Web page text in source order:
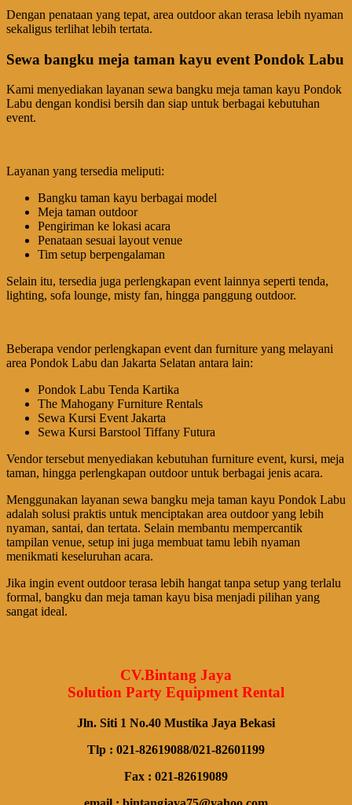
Dengan penataan yang tepat, area outdoor akan terasa lebih nyaman
sekaligus terlihat lebih tertata.
Sewa bangku meja taman kayu event Pondok Labu
Kami menyediakan layanan sewa bangku meja taman kayu Pondok
Labu dengan kondisi bersih dan siap untuk berbagai kebutuhan
event.
Layanan yang tersedia meliputi:
Bangku taman kayu berbagai model
Meja taman outdoor
Pengiriman ke lokasi acara
Penataan sesuai layout venue
Tim setup berpengalaman
Selain itu, tersedia juga perlengkapan event lainnya seperti tenda,
lighting, sofa lounge, misty fan, hingga panggung outdoor.
Beberapa vendor perlengkapan event dan furniture yang melayani
area Pondok Labu dan Jakarta Selatan antara lain:
Pondok Labu Tenda Kartika
The Mahogany Furniture Rentals
Sewa Kursi Event Jakarta
Sewa Kursi Barstool Tiffany Futura
Vendor tersebut menyediakan kebutuhan furniture event, kursi, meja
taman, hingga perlengkapan outdoor untuk berbagai jenis acara.
Menggunakan layanan sewa bangku meja taman kayu Pondok Labu
adalah solusi praktis untuk menciptakan area outdoor yang lebih
nyaman, santai, dan tertata. Selain membantu mempercantik
tampilan venue, setup ini juga membuat tamu lebih nyaman
menikmati keseluruhan acara.
Jika ingin event outdoor terasa lebih hangat tanpa setup yang terlalu
formal, bangku dan meja taman kayu bisa menjadi pilihan yang
sangat ideal.
CV.Bintang Jaya
Solution Party Equipment Rental
Jln. Siti 1 No.40 Mustika Jaya Bekasi
Tlp : 021-82619088/021-82601199
Fax : 021-82619089